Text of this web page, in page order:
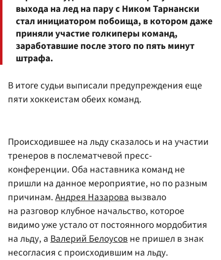
выхода на лед на пару с Ником Тарнански
стал инициатором побоища, в котором даже
приняли участие голкиперы команд,
заработавшие после этого по пять минут
штрафа.
В итоге судьи выписали предупреждения еще
пяти хоккеистам обеих команд.
Происходившее на льду сказалось и на участии
тренеров в послематчевой пресс-
конференции. Оба наставника команд не
пришли на данное мероприятие, но по разным
причинам.Андрея Назаровавызвало
на разговор клубное начальство, которое
видимо уже устало от постоянного мордобития
на льду, аВалерий Белоусовне пришел в знак
несогласия с происходившим на льду.